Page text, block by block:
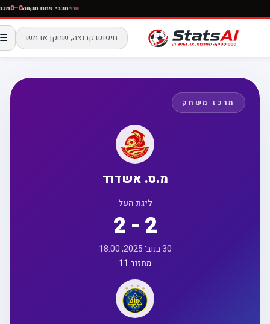
חימכבי פתח תקווה0–0
☰
מרכז משחק
מ.ס. אשדוד
ליגת העל
2 - 2
30 בנוב׳ 2025, 18:00
מחזור 11